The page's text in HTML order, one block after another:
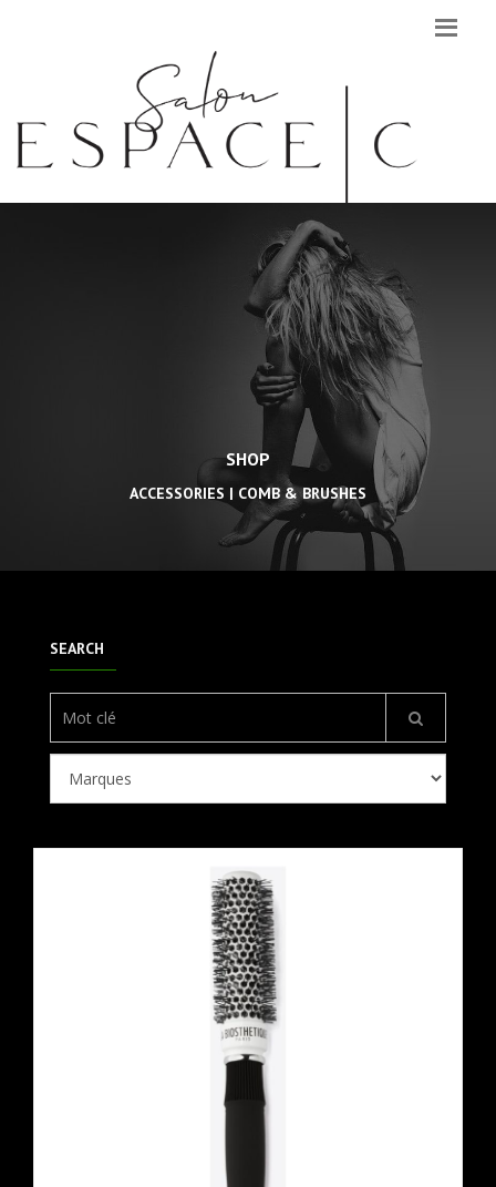
SHOP
ACCESSORIES | COMB & BRUSHES
SEARCH